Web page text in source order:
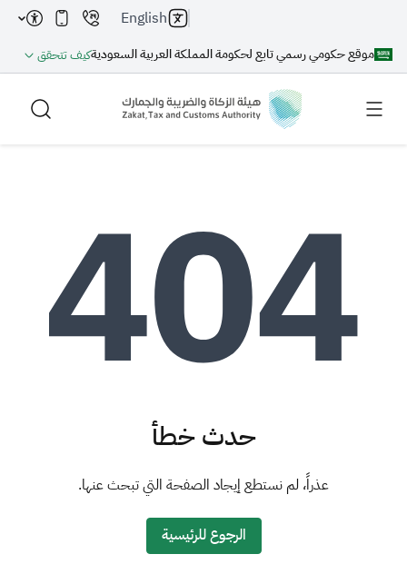
موقع حكومي رسمي تابع لحكومة المملكة العربية السعوديةكيف تتحقق
English
بحث AI
التصرفات العقارية
حدث خطأ
عذراً، لم نستطع إيجاد الصفحة التي تبحث عنها.
الرجوع للرئيسية